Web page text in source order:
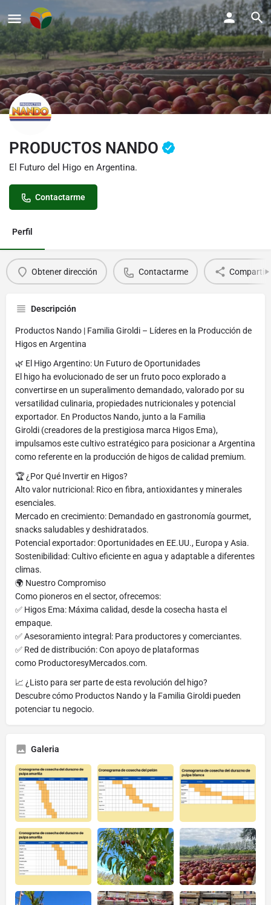
PRODUCTOS NANDO
El Futuro del Higo en Argentina.
Contactarme
Perfil
Obtener dirección Contactarme Compartir
Descripción
Productos Nando | Familia Giroldi – Líderes en la Producción de
Higos en Argentina
🌿 El Higo Argentino: Un Futuro de Oportunidades
El higo ha evolucionado de ser un fruto poco explorado a
convertirse en un superalimento demandado, valorado por su
versatilidad culinaria, propiedades nutricionales y potencial
exportador. En Productos Nando, junto a la Familia
Giroldi (creadores de la prestigiosa marca Higos Ema),
impulsamos este cultivo estratégico para posicionar a Argentina
como referente en la producción de higos de calidad premium.
🏆 ¿Por Qué Invertir en Higos?
Alto valor nutricional: Rico en fibra, antioxidantes y minerales
esenciales.
Mercado en crecimiento: Demandado en gastronomía gourmet,
snacks saludables y deshidratados.
Potencial exportador: Oportunidades en EE.UU., Europa y Asia.
Sostenibilidad: Cultivo eficiente en agua y adaptable a diferentes
climas.
🌍 Nuestro Compromiso
Como pioneros en el sector, ofrecemos:
✅ Higos Ema: Máxima calidad, desde la cosecha hasta el
empaque.
✅ Asesoramiento integral: Para productores y comerciantes.
✅ Red de distribución: Con apoyo de plataformas
como ProductoresyMercados.com.
📈 ¿Listo para ser parte de esta revolución del higo?
Descubre cómo Productos Nando y la Familia Giroldi pueden
potenciar tu negocio.
Galeria